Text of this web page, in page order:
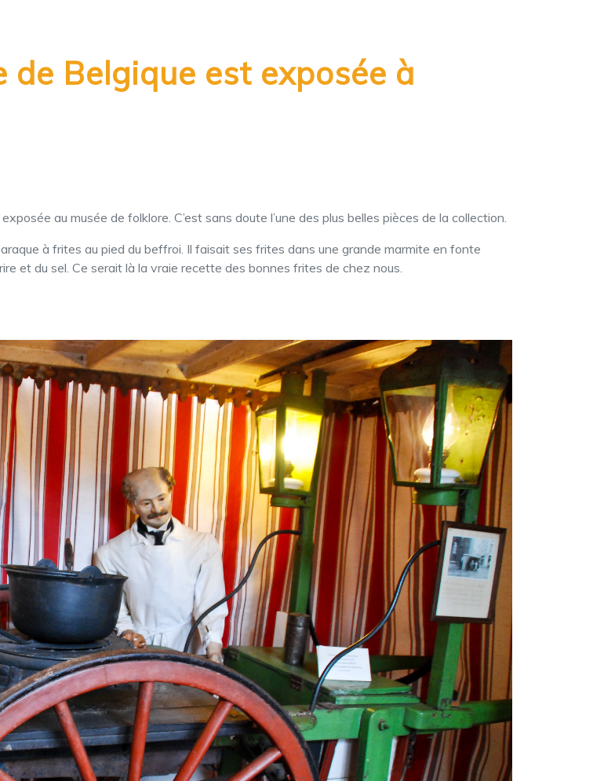
Belgique est exposée à
au musée de folklore. C’est sans doute l’une des plus belles pièces de la collection.
à frites au pied du beffroi. Il faisait ses frites dans une grande marmite en fonte
et du sel. Ce serait là la vraie recette des bonnes frites de chez nous.